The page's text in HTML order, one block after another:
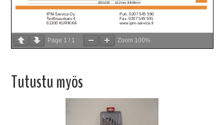
Page 1 / 1 Zoom 100%
Tutustu myös